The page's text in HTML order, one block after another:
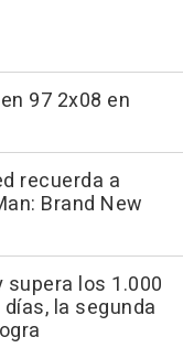
97 2x08 en
recuerda a
Brand New
supera los 1.000
la segunda